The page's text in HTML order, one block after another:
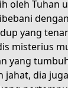
oleh
yang
misterius
yang
jahat, dia